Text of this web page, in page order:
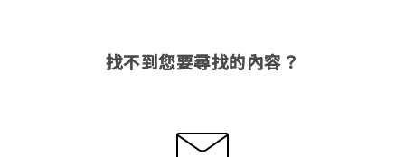
找不到您要尋找的內容？